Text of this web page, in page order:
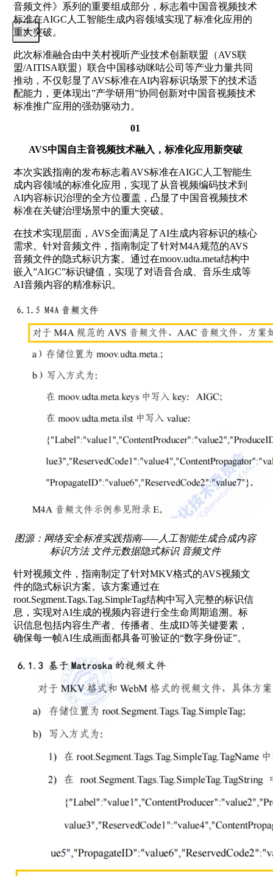
X
音频文件》系列的重要组成部分，标志着中国音视频技术
标准在AIGC人工智能生成内容领域实现了标准化应用的
重大突破。
此次标准融合由中关村视听产业技术创新联盟 （AVS联
盟/AITISA联盟）联合中国移动咪咕公司等产业力量共同
推动，不仅彰显了AVS标准在AI内容标识场景下的技术适
配能力，更体现出”产学研用”协同创新对中国音视频技术
标准推广应用的强劲驱动力。
01
AVS中国自主音视频技术融入，标准化应用新突破
本次实践指南的发布标志着AVS标准在AIGC人工智能生
成内容领域的标准化应用，实现了从音视频编码技术到
AI内容标识治理的全方位覆盖，凸显了中国音视频技术
标准在关键治理场景中的重大突破。
在技术实现层面，AVS全面满足了AI生成内容标识的核心
需求。针对音频文件，指南制定了针对M4A规范的AVS
音频文件的隐式标识方案。通过在moov.udta.meta结构中
嵌入”AIGC”标识键值，实现了对语音合成、音乐生成等
AI音频内容的精准标识。
图源：网络安全标准实践指南——人工智能生成合成内容
标识方法 文件元数据隐式标识 音频文件
针对视频文件，指南制定了针对MKV格式的AVS视频文
件的隐式标识方案。该方案通过在
root.Segment.Tags.Tag.SimpleTag结构中写入完整的标识信
息，实现对AI生成的视频内容进行全生命周期追溯。标
识信息包括内容生产者、传播者、生成ID等关键要素，
确保每一帧AI生成画面都具备可验证的“数字身份证”。